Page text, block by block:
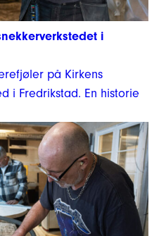
i
på Kirkens
i Fredrikstad. En historie